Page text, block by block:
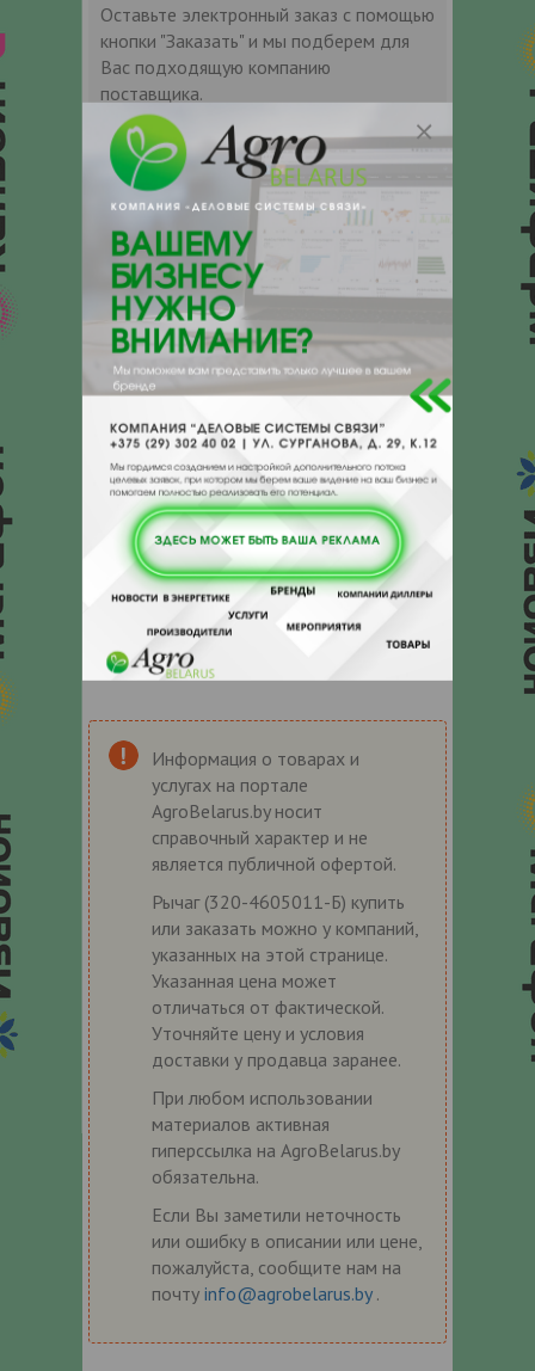
Оставьте электронный заказ с помощью
кнопки "Заказать" и мы подберем для
Вас подходящую компанию
поставщика.
Информация о товарах и
услугах на портале
AgroBelarus.by носит
справочный характер и не
является публичной офертой.
Рычаг (320-4605011-Б) купить
или заказать можно у компаний,
указанных на этой странице.
Указанная цена может
отличаться от фактической.
Уточняйте цену и условия
доставки у продавца заранее.
При любом использовании
материалов активная
гиперссылка на AgroBelarus.by
обязательна.
Если Вы заметили неточность
или ошибку в описании или цене,
пожалуйста, сообщите нам на
почту info@agrobelarus.by .